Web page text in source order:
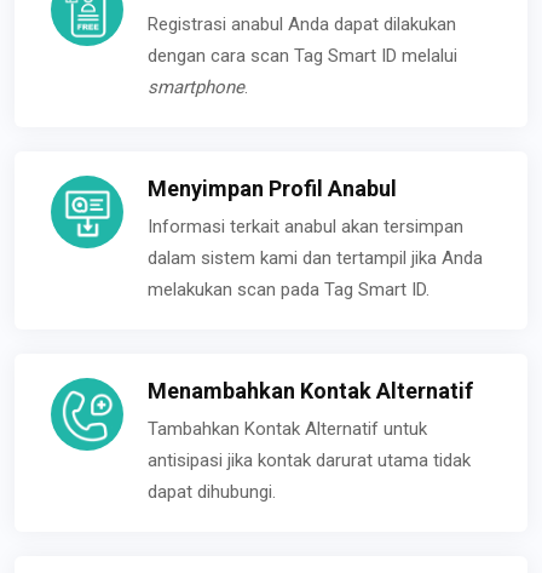
Registrasi anabul Anda dapat dilakukan
dengan cara scan Tag Smart ID melalui
smartphone.
Menyimpan Profil Anabul
Informasi terkait anabul akan tersimpan
dalam sistem kami dan tertampil jika Anda
melakukan scan pada Tag Smart ID.
Menambahkan Kontak Alternatif
Tambahkan Kontak Alternatif untuk
antisipasi jika kontak darurat utama tidak
dapat dihubungi.